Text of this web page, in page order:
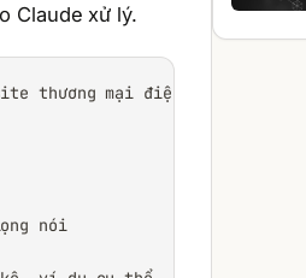
Claude xử lý.
thương mại điện tử 2025".
nói